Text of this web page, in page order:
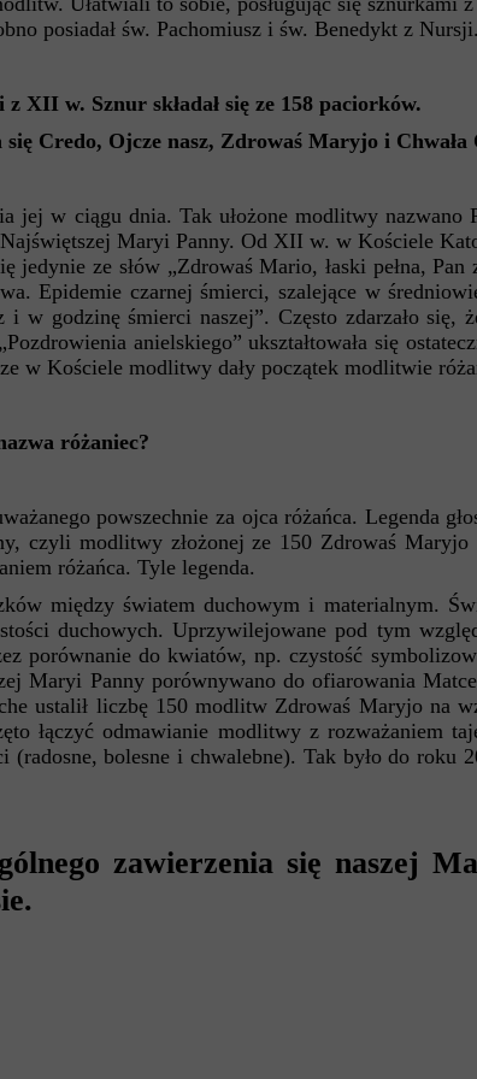
posiadał św. Pachomiusz i św. Benedykt z Nursji.
XII w. Sznur składał się ze 158 paciorków.
Credo, Ojcze nasz, Zdrowaś Maryjo i
jej w ciągu dnia. Tak ułożone modlitwy nazwano
Maryi Panny. Od XII w. w Kościele
ze słów „Zdrowaś Mario, łaski pełna, Pan
Epidemie czarnej śmierci, szalejące w
w godzinę śmierci naszej”. Często zdarzało się,
anielskiego” ukształtowała się
w Kościele modlitwy dały początek modlitwie
różaniec?
powszechnie za ojca różańca. Legenda
czyli modlitwy złożonej ze 150 Zdrowaś
różańca. Tyle legenda.
między światem duchowym i materialnym.
duchowych. Uprzywilejowane pod tym
porównanie do kwiatów, np. czystość
Maryi Panny porównywano do ofiarowania
ustalił liczbę 150 modlitw Zdrowaś Maryjo na
łączyć odmawianie modlitwy z rozważaniem
bolesne i chwalebne). Tak było do roku
zawierzenia się naszej